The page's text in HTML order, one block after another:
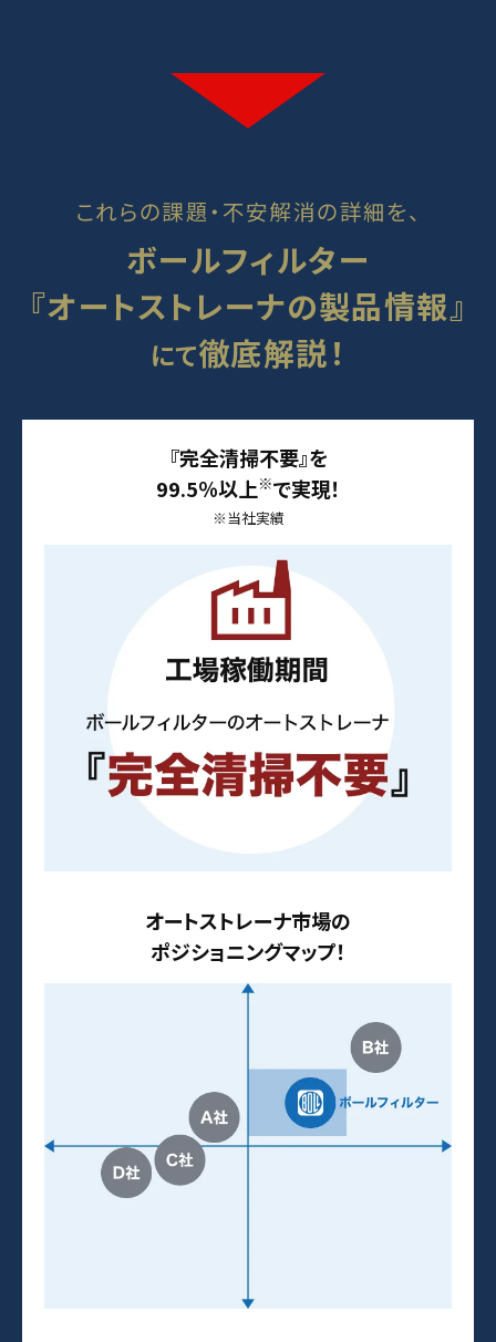
これらの課題・不安解消の詳細を、
ボールフィルター
『オートストレーナの製品情報』
にて徹底解説！
『完全清掃不要』を
99.5％以上※で実現！
※当社実績
オートストレーナ市場の
ポジショニングマップ！